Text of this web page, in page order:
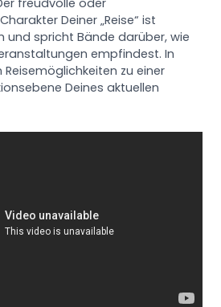
Deiner „Reise“ ist
spricht Bände darüber, wie
empfindest. In
zu einer
Deines aktuellen